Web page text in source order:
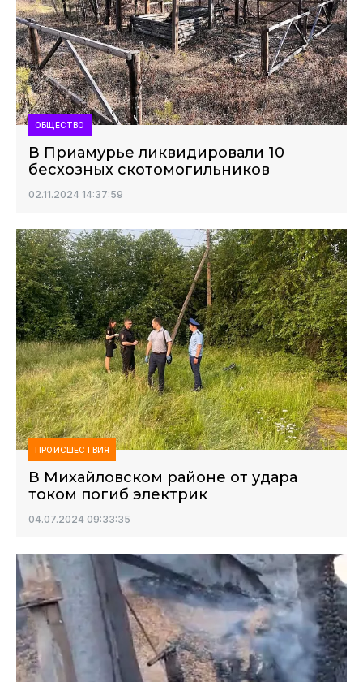
ОБЩЕСТВО
В Приамурье ликвидировали 10
бесхозных скотомогильников
02.11.2024 14:37:59
ПРОИСШЕСТВИЯ
В Михайловском районе от удара
током погиб электрик
04.07.2024 09:33:35